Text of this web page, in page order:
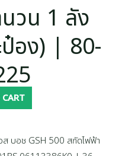
นวน 1 ลัง
อง) | 80-